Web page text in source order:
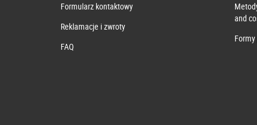
Formularz kontaktowy
Reklamacje i zwroty
FAQ
and